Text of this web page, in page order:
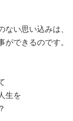
ない思い込みは、
ができるのです。
生を